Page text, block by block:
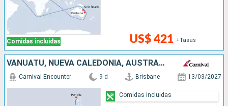
Comidas incluidas US$ 421 +Tasas
VANUATU, NUEVA CALEDONIA, AUSTRALIA
Carnival Encounter 9 d Brisbane 13/03/2027
Comidas incluidas